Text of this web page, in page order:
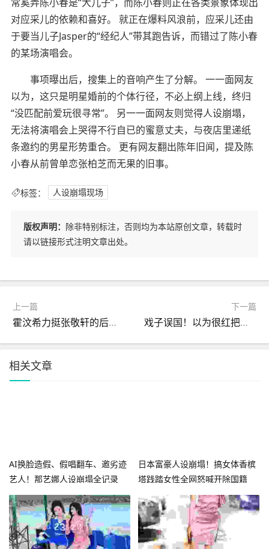
对应采儿的依赖和喜好。 就正在爆料风浪前，应采儿还由
于要当儿子Jasper的“经纪人”带其跑告诉，而错过了陈小春
的某场演唱会。
事项曝出后，搜集上的音响产生了分解。 一一面网友
以为，这只是明星婚前的个体行径，不必上纲上线，终归
“没匹配前爱玩很寻常”。 另一一面网友则觉得人设崩塌，
无法将演唱会上哭得不行自已的蜜意丈夫，与夜店里递纸
条邀约的男星形势重合。 更有网友翻出陈年旧闻，提及陈
小春从前曾单恋张柏芝而无果的旧事。
标签： 人设崩塌现场
版权声明： 除非特别标注，否则均为本站原创文章，转载时
请以链接形式注明文章出处。
上一篇
霍汶希力挺张敬轩的后续：英皇全艺人遭容祖儿谢霆锋受牵连
下一篇
戏子误国！以为很红把自己当大腕论耍大牌这4位明星够丢人
相关文章
AI换脸造假、假唱翻车、邀劣迹
艺人！那艺娜人设崩塌全记录
日本富豪人设崩塌！搞女体香槟
塔践踏女性全网怒喊开除国籍